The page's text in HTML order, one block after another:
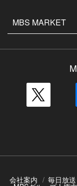
MBS MARKET
会社案内 毎日放